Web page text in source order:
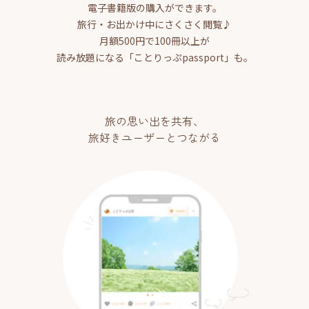
電子書籍版の購入ができます。
旅行・お出かけ中にさくさく閲覧♪
月額500円で100冊以上が
読み放題になる「ことりっぷpassport」も。
旅の思い出を共有、
旅好きユーザーとつながる